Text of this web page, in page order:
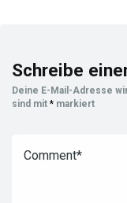
Schreibe
Deine E-Mail-Adresse
sind mit * markiert